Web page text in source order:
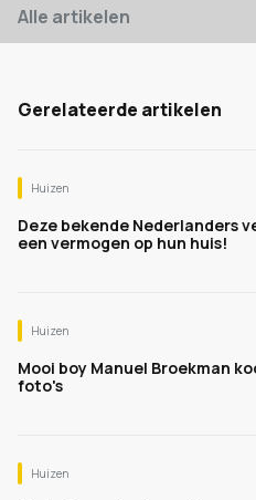
Alle artikelen
Gerelateerde artikelen
Huizen
Deze bekende Nederlanders
een vermogen op hun huis!
Huizen
Mooi boy Manuel Broekman
foto's
Huizen